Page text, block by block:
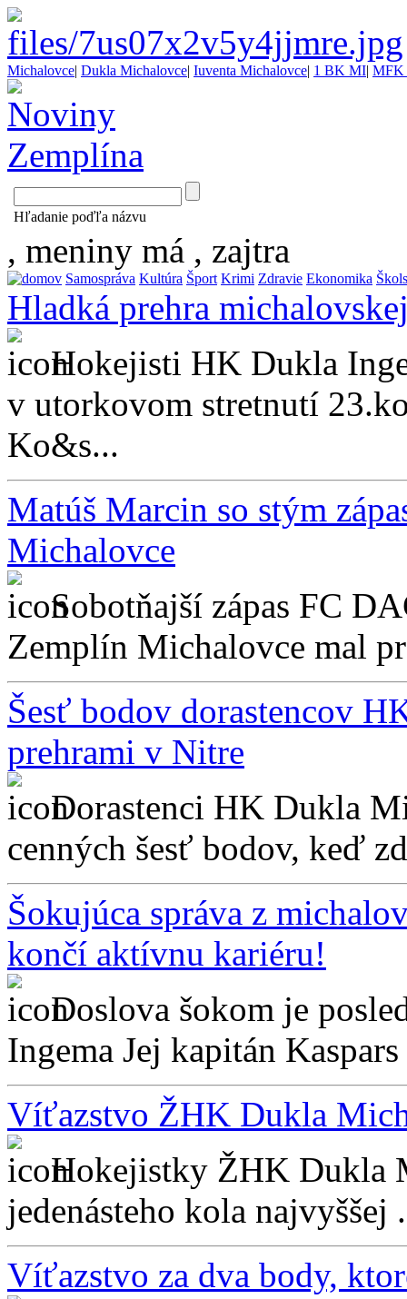
Michalovce| Dukla Michalovce| Iuventa Michalovce| 1 BK MI| MFK
Hľadanie poďľa názvu
, meniny má , zajtra
Samospráva Kultúra Šport Krimi Zdravie Ekonomika
Hladká prehra
Hokejisti HK Dukla
v utorkovom stretnutí
Ko&s...
Matúš Marcin so stým
Michalovce
Sobotňajší zápas FC
Zemplín Michalovce mal
Šesť bodov dorastencov
prehrami v Nitre
Dorastenci HK Dukla
cenných šesť bodov, keď
Šokujúca správa z
končí aktívnu kariéru!
Doslova šokom je
Ingema Jej kapitán
Víťazstvo ŽHK Dukla
Hokejistky ŽHK Dukla
jedenásteho kola najvyššej
Víťazstvo za dva body,